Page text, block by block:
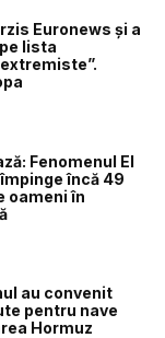
Euronews și a
lista
Fenomenul El
încă 49
oameni în
au convenit
pentru nave
Hormuz